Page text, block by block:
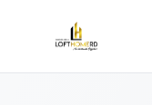
menu